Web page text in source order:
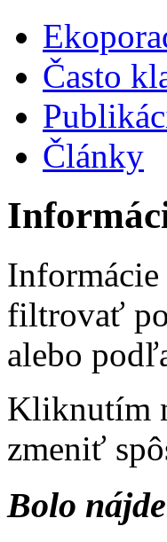
Často
Články
Informácie
filtrovať
alebo
Kliknutím
zmeniť
Bolo